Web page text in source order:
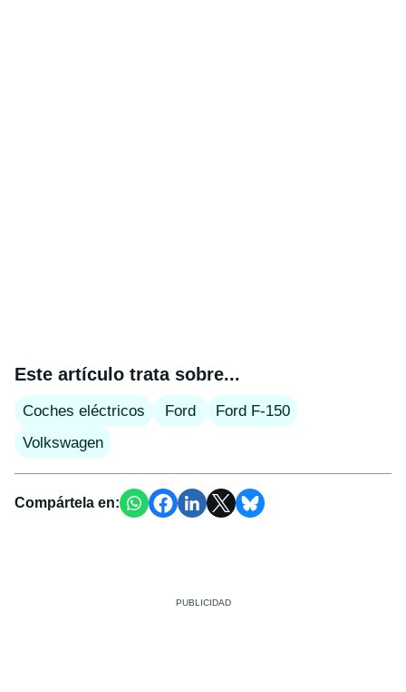
Este artículo trata sobre...
Coches eléctricos Ford
Ford F-150
Volkswagen
Compártela en: